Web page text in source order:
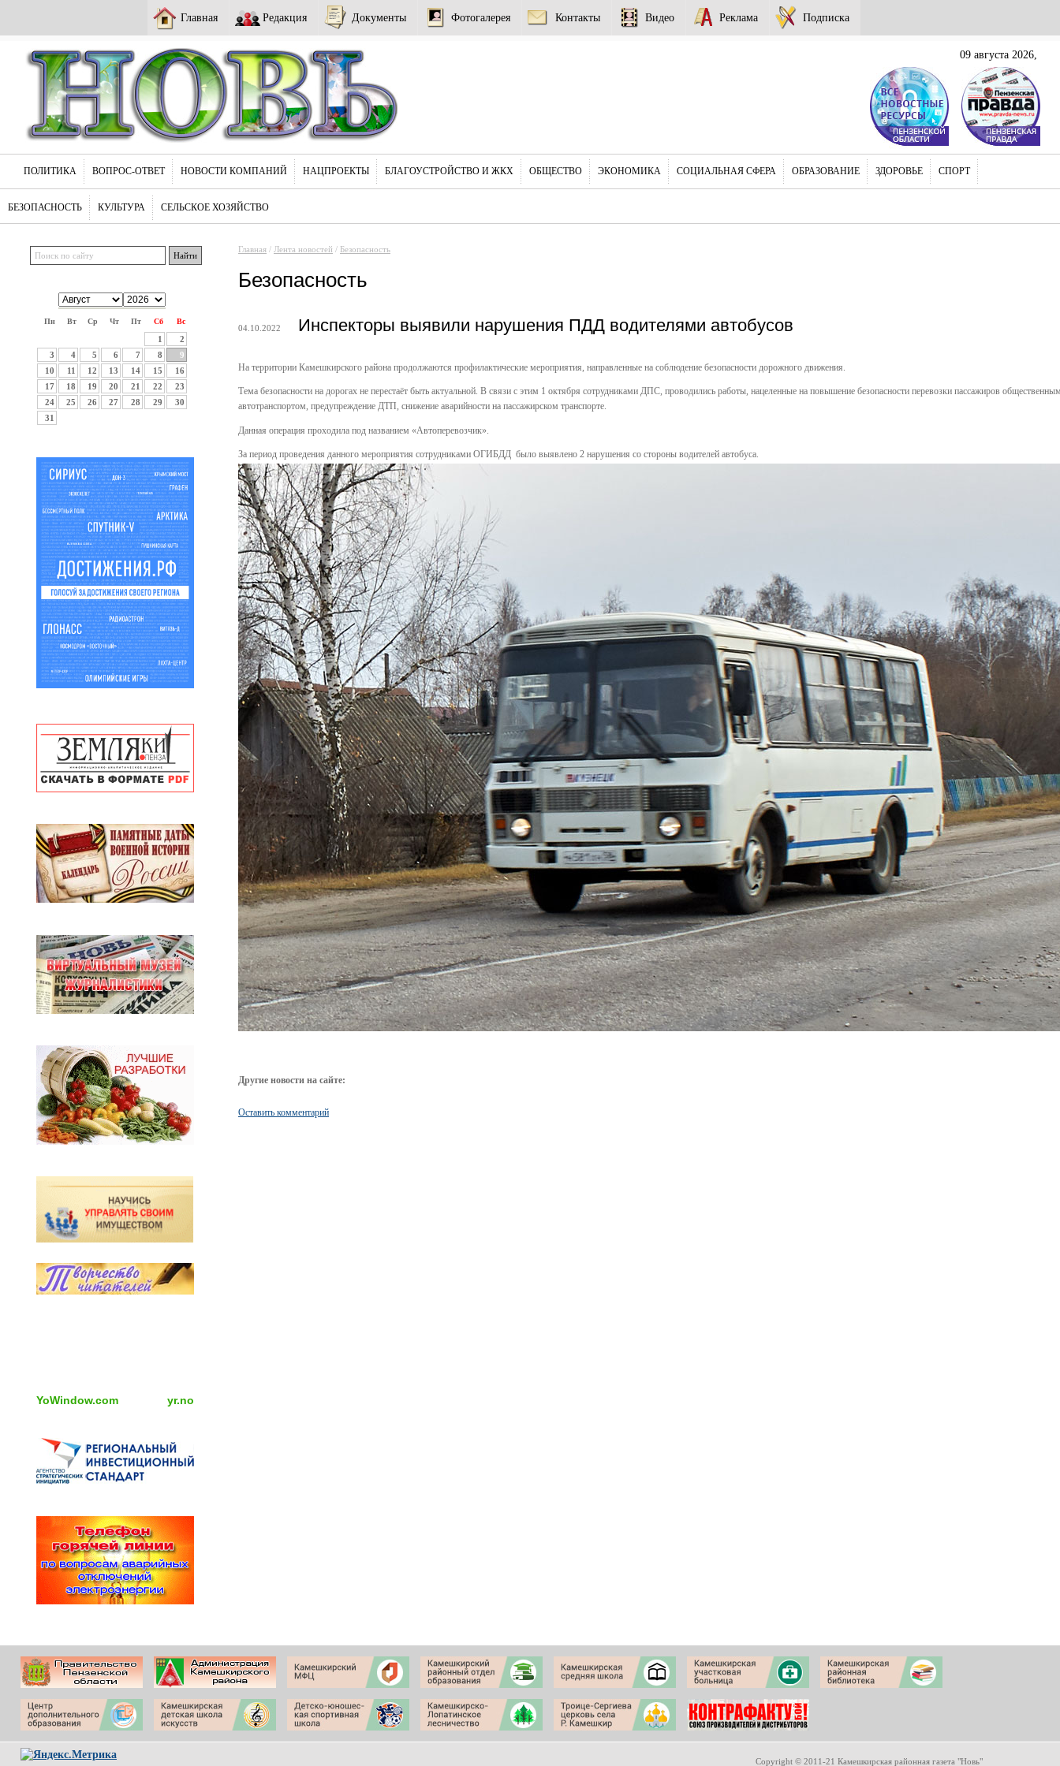
Главная Редакция Документы Фотогалерея Контакты Видео Реклама Подписка
09 августа 2026,
ПОЛИТИКА ВОПРОС-ОТВЕТ НОВОСТИ КОМПАНИЙ НАЦПРОЕКТЫ БЛАГОУСТРОЙСТВО И ЖКХ ОБЩЕСТВО ЭКОНОМИКА СОЦИАЛЬНАЯ СФЕРА ОБРАЗОВАНИЕ ЗДОРОВЬЕ СПОРТ
БЕЗОПАСНОСТЬ КУЛЬТУРА СЕЛЬСКОЕ ХОЗЯЙСТВО
Пн Вт Ср Чт Пт Сб Вс
1
2
3
4 5 6 7 8
9
10
11 12 13 14 15
16
17
18 19 20 21 22
23
24
25 26 27 28 29
30
31
YoWindow.com yr.no
Главная / Лента новостей / Безопасность
Безопасность
04.10.2022 Инспекторы выявили нарушения ПДД водителями автобусов
На территории Камешкирского района продолжаются профилактические мероприятия, направленные на соблюдение безопасности дорожного движения.
Тема безопасности на дорогах не перестаёт быть актуальной. В связи с этим 1 октября сотрудниками ДПС, проводились работы, нацеленные на повышение безопасности перевозки пассажиров
автотранспортом, предупреждение ДТП, снижение аварийности на пассажирском транспорте.
Данная операция проходила под названием «Автоперевозчик».
За период проведения данного мероприятия сотрудниками ОГИБДД было выявлено 2 нарушения со стороны водителей автобуса.
Другие новости на сайте:
Оставить комментарий
Copyright © 2011-21 Камешкирская районная газета "Новь"